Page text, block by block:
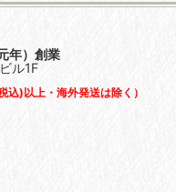
）創業
ル1F
込)以上・海外発送は除く）